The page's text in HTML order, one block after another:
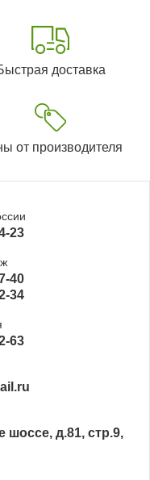
доставка
от производителя
23
40
34
63
шоссе, д.81, стр.9,